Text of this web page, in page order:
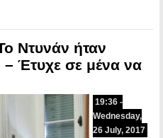
Ντυνάν ήταν
– Έτυχε σε μένα να
19:36 -
Wednesday,
26 July, 2017